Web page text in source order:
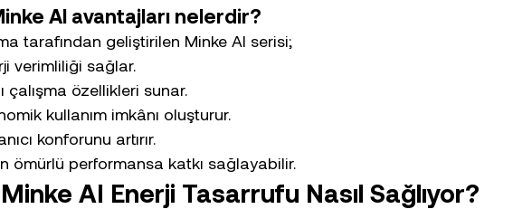
AI avantajları nelerdir?
tarafından geliştirilen Minke AI serisi;
verimliliği sağlar.
çalışma özellikleri sunar.
kullanım imkânı oluşturur.
konforunu artırır.
ömürlü performansa katkı sağlayabilir.
AI Enerji Tasarrufu Nasıl Sağlıyor?